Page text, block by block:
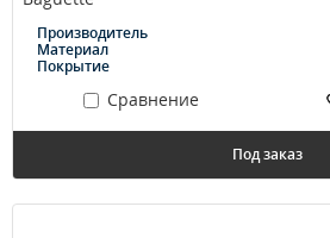
Производитель
Материал
Покрытие
Сравнение
Под заказ